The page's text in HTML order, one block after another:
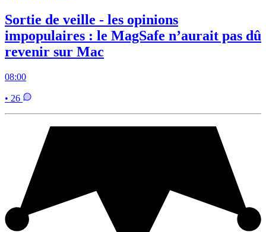
Sortie de veille - les opinions
impopulaires : le MagSafe n’aurait pas dû
revenir sur Mac
08:00
• 26